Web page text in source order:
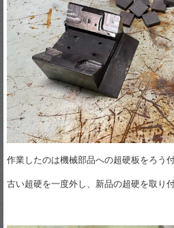
作業したのは機械部品への超硬板をろう
古い超硬を一度外し、新品の超硬を取り